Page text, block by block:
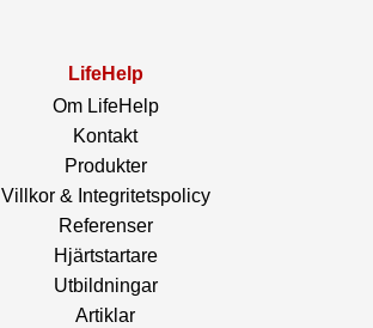
LifeHelp
Om LifeHelp
Kontakt
Produkter
Villkor & Integritetspolicy
Referenser
Hjärtstartare
Utbildningar
Artiklar